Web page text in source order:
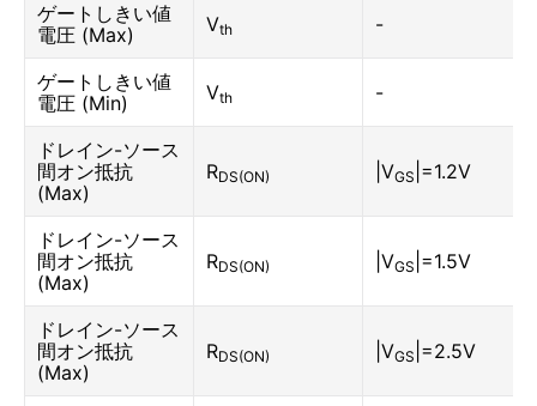
ゲートしきい値
電圧 (Max)
Vth -
ゲートしきい値
電圧 (Min)
Vth -
ドレイン-ソース
間オン抵抗
(Max)
RDS(ON) |VGS |=1.2V
ドレイン-ソース
間オン抵抗
(Max)
RDS(ON) |VGS |=1.5V
ドレイン-ソース
間オン抵抗
(Max)
RDS(ON) |VGS |=2.5V